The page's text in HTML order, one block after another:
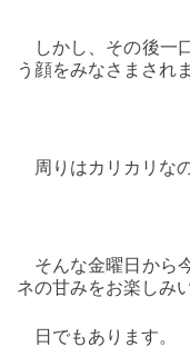
しかし、その後一
う顔をみなさまされ
周りはカリカリな
そんな金曜日から
ネの甘みをお楽しみ
日でもあります。